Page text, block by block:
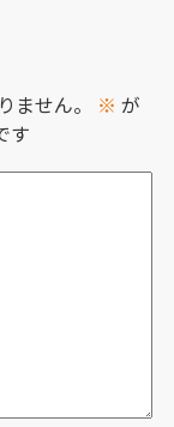
せん。 ※ が
す